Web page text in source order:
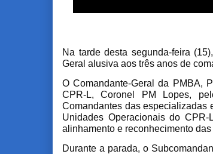
Na tarde desta segunda-feira
Geral alusiva aos três anos de
O Comandante-Geral da PMBA,
CPR-L, Coronel PM Lopes,
Comandantes das especializadas
Unidades Operacionais do CPR-
alinhamento e reconhecimento
Durante a parada, o